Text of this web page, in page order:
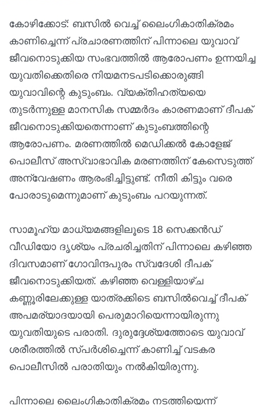
കോഴിക്കോട്: ബസിൽ വെച്ച് ലൈംഗികാതിക്രമം
കാണിച്ചെന്ന് പ്രചാരണത്തിന് പിന്നാലെ യുവാവ്
ജീവനൊടുക്കിയ സംഭവത്തിൽ ആരോപണം ഉന്നയിച്ച
യുവതിക്കെതിരെ നിയമനടപടിക്കൊരുങ്ങി
യുവാവിന്റെ കുടുംബം. വ്യക്തിഹത്യയെ
തുടർന്നുള്ള മാനസിക സമ്മർദം കാരണമാണ് ദീപക്
ജീവനൊടുക്കിയതെന്നാണ് കുടുംബത്തിന്റെ
ആരോപണം. മരണത്തിൽ മെഡിക്കൽ കോളേജ്
പൊലീസ് അസ്വാഭാവിക മരണത്തിന് കേസെടുത്ത്
അന്വേഷണം ആരംഭിച്ചിട്ടുണ്ട്. നീതി കിട്ടും വരെ
പോരാടുമെന്നുമാണ് കുടുംബം പറയുന്നത്.
സാമൂഹ്യ മാധ്യമങ്ങളിലൂടെ 18 സെക്കൻഡ്
വീഡിയോ ദൃശ്യം പ്രചരിച്ചതിന് പിന്നാലെ കഴിഞ്ഞ
ദിവസമാണ് ഗോവിന്ദപുരം സ്വദേശി ദീപക്
ജീവനൊടുക്കിയത്. കഴിഞ്ഞ വെള്ളിയാഴ്ച
കണ്ണൂരിലേക്കുള്ള യാത്രക്കിടെ ബസിൽവെച്ച് ദീപക്
അപമര്യാദയായി പെരുമാറിയെന്നായിരുന്നു
യുവതിയുടെ പരാതി. ദുരുദ്ദേശ്യത്തോടെ യുവാവ്
ശരീരത്തിൽ സ്പർശിച്ചെന്ന് കാണിച്ച് വടകര
പൊലീസിൽ പരാതിയും നൽകിയിരുന്നു.
പിന്നാലെ ലൈംഗികാതിക്രമം നടത്തിയെന്ന്